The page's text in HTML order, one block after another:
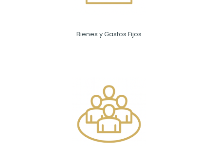
Bienes y Gastos Fijos